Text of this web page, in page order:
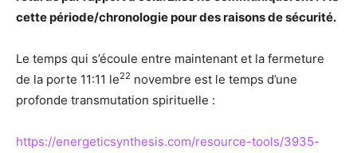
cette période/chronologie pour des raisons de sécurité.
Le temps qui s’écoule entre maintenant et la fermeture
de la porte 11:11 le22 novembre est le temps d’une
profonde transmutation spirituelle :
https://energeticsynthesis.com/resource-tools/3935-